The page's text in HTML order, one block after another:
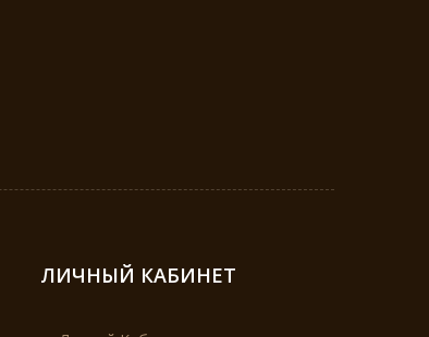
ЛИЧНЫЙ КАБИНЕТ